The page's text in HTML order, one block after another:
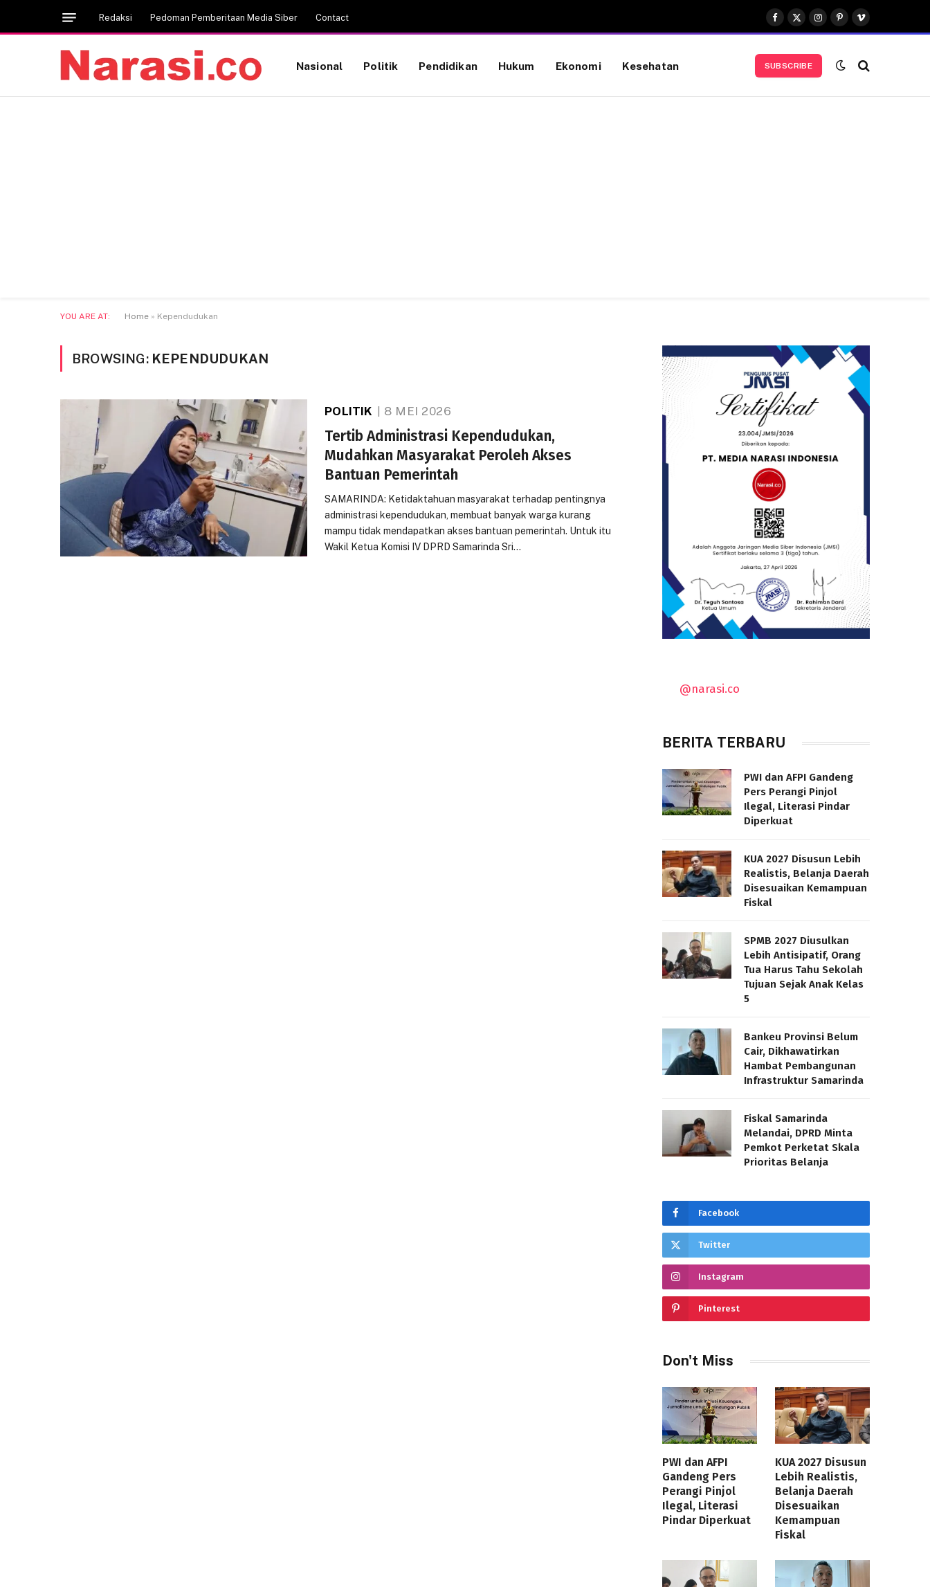
Redaksi Pedoman Pemberitaan Media Siber Contact
Facebook
X
(Twitter)
Instagram
Pinterest
Vimeo
Nasional Politik Pendidikan Hukum Ekonomi Kesehatan SUBSCRIBE
YOU ARE AT: Home » Kependudukan
BROWSING: KEPENDUDUKAN
POLITIK 8 MEI 2026
Tertib Administrasi Kependudukan,
Mudahkan Masyarakat Peroleh Akses
Bantuan Pemerintah
SAMARINDA: Ketidaktahuan masyarakat terhadap pentingnya
administrasi kependudukan, membuat banyak warga kurang
mampu tidak mendapatkan akses bantuan pemerintah. Untuk itu
Wakil Ketua Komisi IV DPRD Samarinda Sri…
@narasi.co
BERITA TERBARU
PWI dan AFPI Gandeng
Pers Perangi Pinjol
Ilegal, Literasi Pindar
Diperkuat
KUA 2027 Disusun Lebih
Realistis, Belanja Daerah
Disesuaikan Kemampuan
Fiskal
SPMB 2027 Diusulkan
Lebih Antisipatif, Orang
Tua Harus Tahu Sekolah
Tujuan Sejak Anak Kelas
5
Bankeu Provinsi Belum
Cair, Dikhawatirkan
Hambat Pembangunan
Infrastruktur Samarinda
Fiskal Samarinda
Melandai, DPRD Minta
Pemkot Perketat Skala
Prioritas Belanja
Facebook
Twitter
Instagram
Pinterest
Don't Miss
PWI dan AFPI
Gandeng Pers
Perangi Pinjol
Ilegal, Literasi
Pindar Diperkuat
KUA 2027 Disusun
Lebih Realistis,
Belanja Daerah
Disesuaikan
Kemampuan
Fiskal